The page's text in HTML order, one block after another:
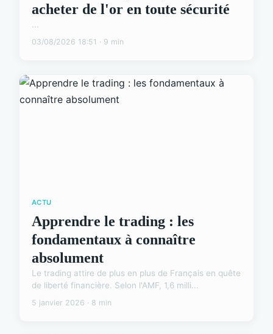
acheter de l'or en toute sécurité
...
03/08/2026 18:51 · 9 min
ACTU
Apprendre le trading : les
fondamentaux à connaître
absolument
Le trading attire de plus en plus de Français en quête
de liberté financière. Selon l'AMF, 1,6 milli...
5 janvier 2026 · 8 min